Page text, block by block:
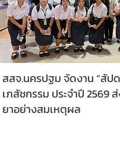
สสจ.นครปฐม จัดงาน “สัป
เภสัชกรรม ประจำปี 2569
ยาอย่างสมเหตุผล